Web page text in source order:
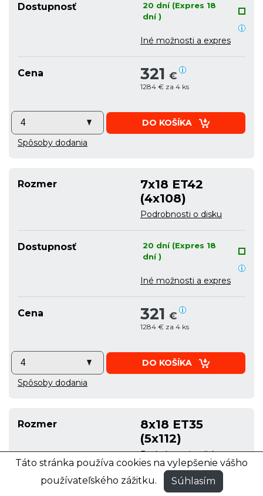
Dostupnosť
20 dní (Expres 18
dní )
Iné možnosti a expres
Cena 321 €
1284 € za 4 ks
DO KOŠÍKA
Spôsoby dodania
Rozmer
7x18 ET42
(4x108)
Podrobnosti o disku
Dostupnosť
20 dní (Expres 18
dní )
Iné možnosti a expres
Cena 321 €
1284 € za 4 ks
DO KOŠÍKA
Spôsoby dodania
Rozmer
8x18 ET35
(5x112)
Podrobnosti o disku
Dostupnosť
20 dní (Expres 18
Táto stránka používa cookies na vylepšenie vášho
používateľského zážitku.
Súhlasím